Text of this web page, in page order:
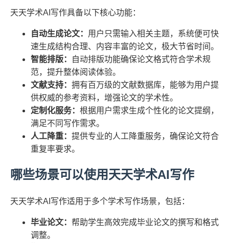
天天学术AI写作具备以下核心功能：
自动生成论文： 用户只需输入相关主题，系统便可快
速生成结构合理、内容丰富的论文，极大节省时间。
智能排版：
自动排版功能确保论文格式符合学术规
范，提升整体阅读体验。
文献支持： 拥有百万级的文献数据库，能够为用户提
供权威的参考资料，增强论文的学术性。
定制化服务： 根据用户需求生成个性化的论文提纲，
满足不同写作需求。
人工降重： 提供专业的人工降重服务，确保论文符合
重复率要求。
哪些场景可以使用天天学术AI写作
天天学术AI写作适用于多个学术写作场景，包括：
毕业论文： 帮助学生高效完成毕业论文的撰写和格式
调整。